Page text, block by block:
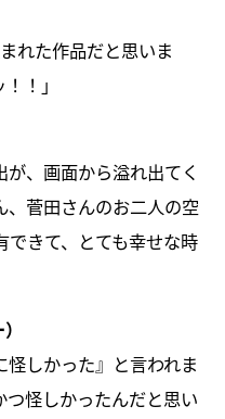
れた作品だと思いま
！」
が、画面から溢れ出てく
、菅田さんのお二人の空
きて、とても幸せな時
怪しかった』と言われま
つ怪しかったんだと思い